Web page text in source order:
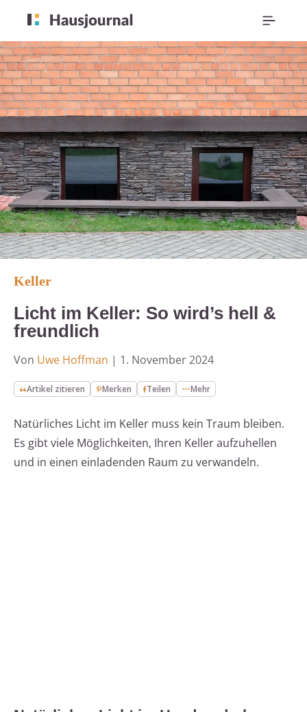
Keller
Licht im Keller: So wird’s hell &
freundlich
Von Uwe Hoffman | 1. November 2024
Artikel zitieren Merken Teilen Mehr
Natürliches Licht im Keller muss kein Traum bleiben.
Es gibt viele Möglichkeiten, Ihren Keller aufzuhellen
und in einen einladenden Raum zu verwandeln.